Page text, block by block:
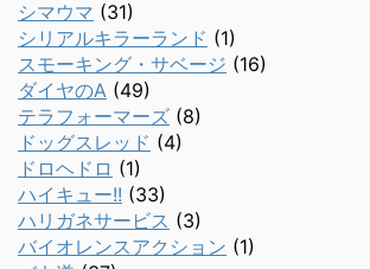
シマウマ (31)
シリアルキラーランド (1)
スモーキング・サベージ (16)
ダイヤのA (49)
テラフォーマーズ (8)
ドッグスレッド (4)
ドロヘドロ (1)
ハイキュー!! (33)
ハリガネサービス (3)
バイオレンスアクション (1)